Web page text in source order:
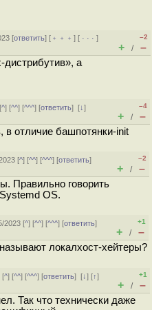
[ответить] [ ﹢﹢﹢] [ · · ·]
–2
+ / –
а
^] [^^] [^^^] [ответить][↓]
–4
+ / –
в отличие башпотянки-init
[^] [^^] [^^^] [ответить]
–2
+ / –
Правильно говорить
OS.
2023 [^] [^^] [^^^] [ответить]
+1
+ / –
локалхост-хейтеры?
[^] [^^] [^^^] [ответить][↓] [↑]
+1
+ / –
Так что технически даже